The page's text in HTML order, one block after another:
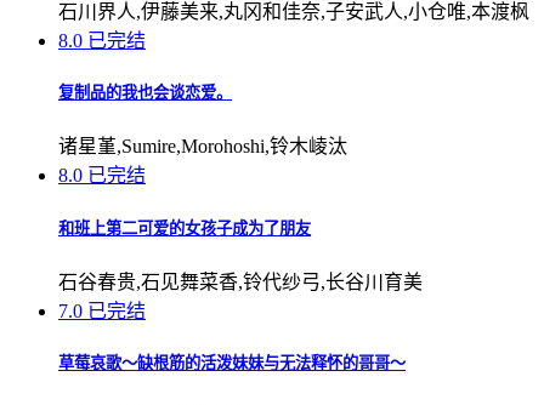
石川界人,伊藤美来,丸冈和佳奈,子安武人,小仓唯,本渡枫
8.0 已完结
复制品的我也会谈恋爱。
诸星堇,Sumire,Morohoshi,铃木崚汰
8.0 已完结
和班上第二可爱的女孩子成为了朋友
石谷春贵,石见舞菜香,铃代纱弓,长谷川育美
7.0 已完结
草莓哀歌～缺根筋的活泼妹妹与无法释怀的哥哥～